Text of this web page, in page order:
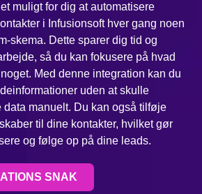
muligt for dig at automatisere
i Infusionsoft hver gang noen
skema. Dette sparer dig tid og
så du kan fokusere på hvad
Med denne integration kan du
uden at skulle
manuelt. Du kan også tilføje
til dine kontakter, hvilket gør
og følge op på dine leads.
SNAK